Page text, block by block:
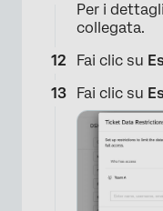
Per i
collegata.
Fai clic su
Fai clic su